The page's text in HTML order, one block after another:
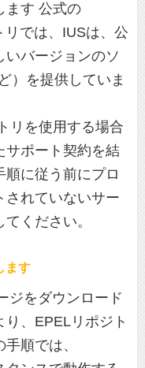
ます 公式の
では、IUSは、公
いバージョンのソ
）を提供していま
リを使用する場合
サポート契約を結
順に従う前にプロ
されていないサー
ください。
ます
ジをダウンロード
り、EPELリポジト
順では、